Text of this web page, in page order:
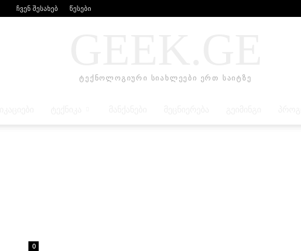
ჩვენ შესახებ წესები
ტექნოლოგიური სიახლეები ერთ საიტზე
0